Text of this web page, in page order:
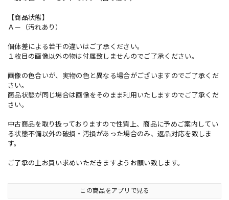
【商品状態】
Ａ－（汚れあり）
個体差による若干の違いはご了承ください。
１枚目の画像以外の物は付属致しませんのでご了承ください。
画像の色合いが、実物の色と異なる場合がございますのでご了承くだ
さい。
商品状態が同じ場合は画像をそのまま利用いたしますのでご了承くだ
さい。
中古商品を取り扱っておりますので性質上、商品に予めご案内してい
る状態不備以外の破損・汚損があった場合のみ、返品対応を致しま
す。
ご了承の上お買い求めいただきますようお願い致します。
この商品をアプリで見る